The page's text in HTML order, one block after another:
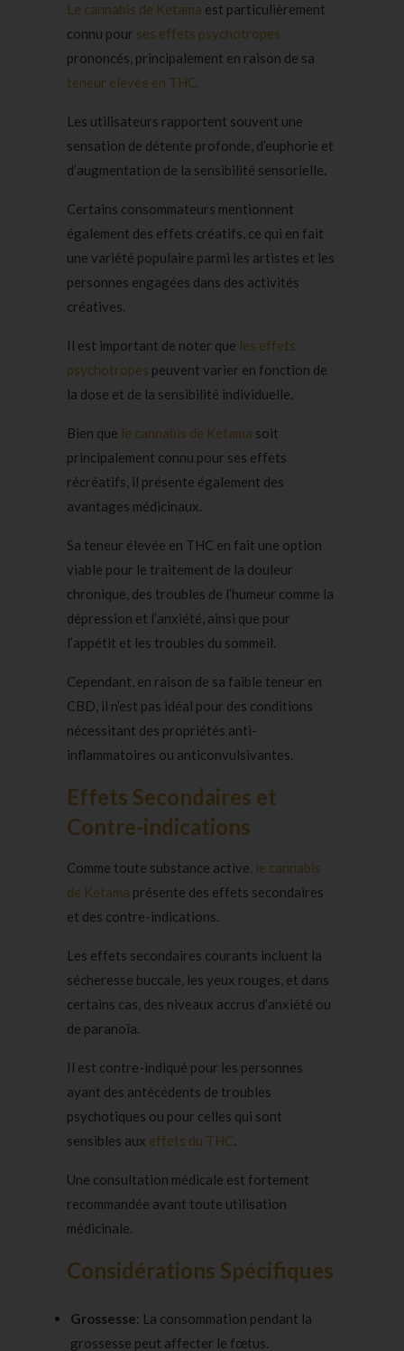
Le cannabis de Ketama est particulièrement
connu pour ses effets psychotropes
prononcés, principalement en raison de sa
teneur élevée en THC.
Les utilisateurs rapportent souvent une
sensation de détente profonde, d’euphorie et
d’augmentation de la sensibilité sensorielle.
Certains consommateurs mentionnent
également des effets créatifs, ce qui en fait
une variété populaire parmi les artistes et les
personnes engagées dans des activités
créatives.
Il est important de noter que les effets
psychotropes peuvent varier en fonction de
la dose et de la sensibilité individuelle.
Bien que le cannabis de Ketama soit
principalement connu pour ses effets
récréatifs, il présente également des
avantages médicinaux.
Sa teneur élevée en THC en fait une option
viable pour le traitement de la douleur
chronique, des troubles de l’humeur comme la
dépression et l’anxiété, ainsi que pour
l’appétit et les troubles du sommeil.
Cependant, en raison de sa faible teneur en
CBD, il n’est pas idéal pour des conditions
nécessitant des propriétés anti-
inflammatoires ou anticonvulsivantes.
Effets Secondaires et
Contre-indications
Comme toute substance active, le cannabis
de Ketama présente des effets secondaires
et des contre-indications.
Les effets secondaires courants incluent la
sécheresse buccale, les yeux rouges, et dans
certains cas, des niveaux accrus d’anxiété ou
de paranoïa.
Il est contre-indiqué pour les personnes
ayant des antécédents de troubles
psychotiques ou pour celles qui sont
sensibles aux effets du THC.
Une consultation médicale est fortement
recommandée avant toute utilisation
médicinale.
Considérations Spécifiques
Grossesse: La consommation pendant la
grossesse peut affecter le fœtus.